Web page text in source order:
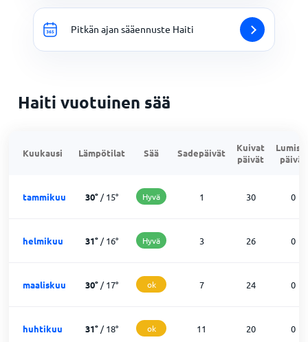
Pitkän ajan sääennuste Haiti
Haiti vuotuinen sää
Kuukausi Lämpötilat Sää Sadepäivät
Kuivat
päivät
päivät
tammikuu 30° /15° Hyvä 1 30 0
helmikuu 31° /16° Hyvä 3 26 0
maaliskuu 30° /17° ok 7 24 0
huhtikuu 31° /18° ok 11 20 0